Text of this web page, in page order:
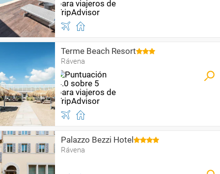
Terme Beach Resort
Rávena
Palazzo Bezzi Hotel
Rávena